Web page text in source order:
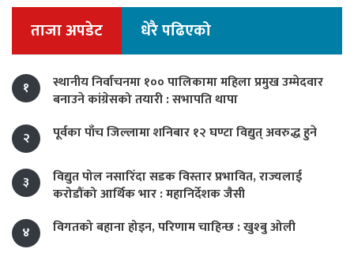
ताजा अपडेट धेरै पढिएको
१
स्थानीय निर्वाचनमा १०० पालिकामा महिला प्रमुख उम्मेदवार
बनाउने कांग्रेसको तयारी : सभापति थापा
२
पूर्वका पाँच जिल्लामा शनिबार १२ घण्टा विद्युत् अवरुद्ध हुने
३
विद्युत पोल नसारिँदा सडक विस्तार प्रभावित, राज्यलाई
करोडौंको आर्थिक भार : महानिर्देशक जैसी
४
विगतको बहाना होइन, परिणाम चाहिन्छ : खुश्बु ओली